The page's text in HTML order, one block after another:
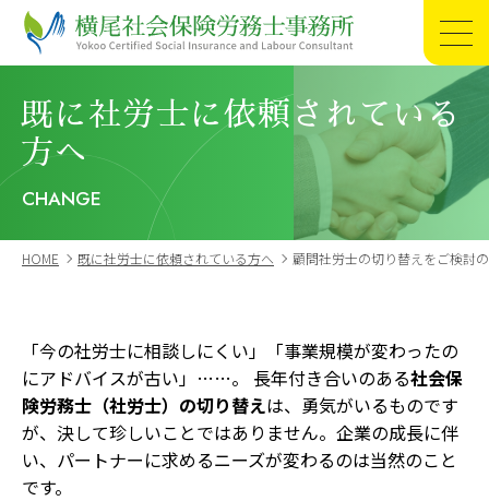
長崎・島原の労務相談なら横尾社会保険労務士
HOME
初めての方へ
初めての方へ 一覧
外国人を雇用したい方へ
初めて社労士と契約する方へ
給与計算を外部へ委託したい方へ
就業規則を見直したい
従業員とのトラブル(労使紛争)に困っている方へ
法令遵守できているか知りたい
本業に集中するために手続き業務を外注したい方へ
優秀な従業員を採用・育成・定着できる環境にしたい
医療事業者様向け
すでに社労士に依頼されている方へ
事務所概要
事務所概要 一覧
当事務所が選ばれる理由
他士業の方へ
サービス紹介
既に社労士に依頼されている
方へ
CHANGE
HOME 既に社労士に依頼されている方へ 顧問社労士の切り替えをご検討
「今の社労士に相談しにくい」「事業規模が変わったの
にアドバイスが古い」……。 長年付き合いのある社会保
険労務士（社労士）の切り替えは、勇気がいるものです
が、決して珍しいことではありません。企業の成長に伴
い、パートナーに求めるニーズが変わるのは当然のこと
です。